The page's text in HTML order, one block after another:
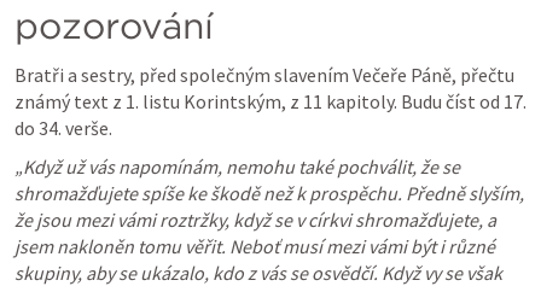
pozorování
Bratři a sestry, před společným slavením Večeře Páně, přečtu
známý text z 1. listu Korintským, z 11 kapitoly. Budu číst od 17.
do 34. verše.
„Když už vás napomínám, nemohu také pochválit, že se
shromažďujete spíše ke škodě než k prospěchu. Předně slyším,
že jsou mezi vámi roztržky, když se v církvi shromažďujete, a
jsem nakloněn tomu věřit. Neboť musí mezi vámi být i různé
skupiny, aby se ukázalo, kdo z vás se osvědčí. Když vy se však